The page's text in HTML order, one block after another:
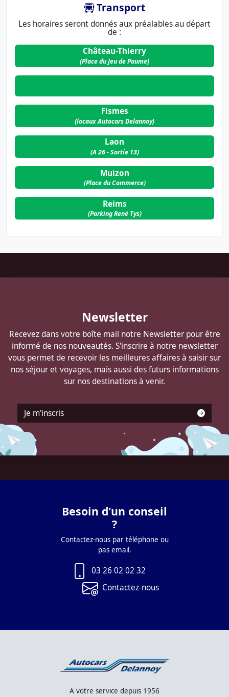
Transport
Les horaires seront donnés aux préalables au départ
de :
Château-Thierry
(Place du Jeu de Paume)
Fismes
(locaux Autocars Delannoy)
Laon
(A 26 - Sortie 13)
Muizon
(Place du Commerce)
Reims
(Parking René Tys)
de
Newsletter
Recevez dans votre boîte mail notre Newsletter pour être
informé de nos nouveautés. S'inscrire à notre newsletter
vous permet de recevoir les meilleures affaires à saisir sur
nos séjour et voyages, mais aussi des futurs informations
sur nos destinations à venir.
Je m'inscris
Besoin d'un conseil
?
Contactez-nous par téléphone ou
pas email.
03 26 02 02 32
Contactez-nous
A votre service depuis 1956